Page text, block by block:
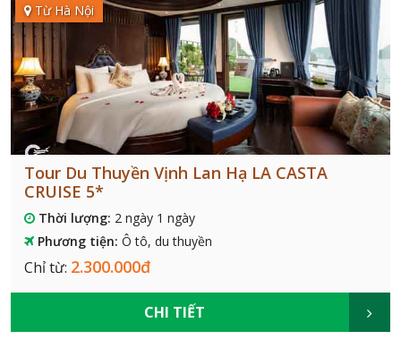
Từ Hà Nội
Tour Du Thuyền Vịnh Lan Hạ LA CASTA
CRUISE 5*
Thời lượng: 2 ngày 1 ngày
Phương tiện: Ô tô, du thuyền
Chỉ từ: 2.300.000đ
CHI TIẾT